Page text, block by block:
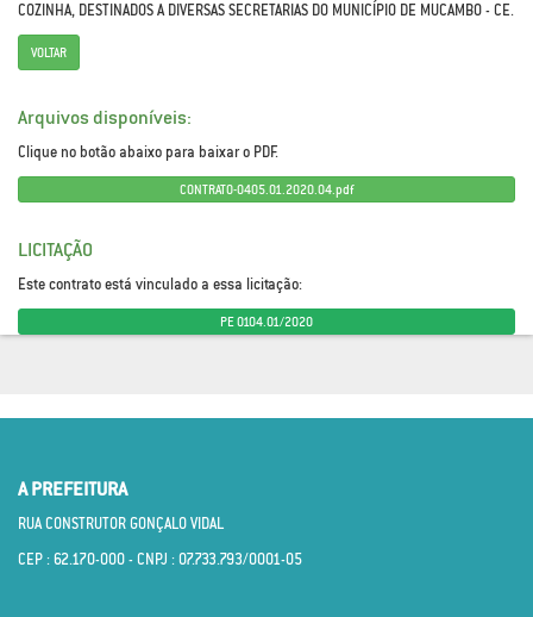
COZINHA, DESTINADOS A DIVERSAS SECRETARIAS DO MUNICÍPIO DE MUCAMBO - CE.
VOLTAR
Arquivos disponíveis:
Clique no botão abaixo para baixar o PDF.
CONTRATO-0405.01.2020.04.pdf
LICITAÇÃO
Este contrato está vinculado a essa licitação:
PE 0104.01/2020
A PREFEITURA
RUA CONSTRUTOR GONÇALO VIDAL
CEP : 62.170­-000 - CNPJ : 07.733.793/0001­-05